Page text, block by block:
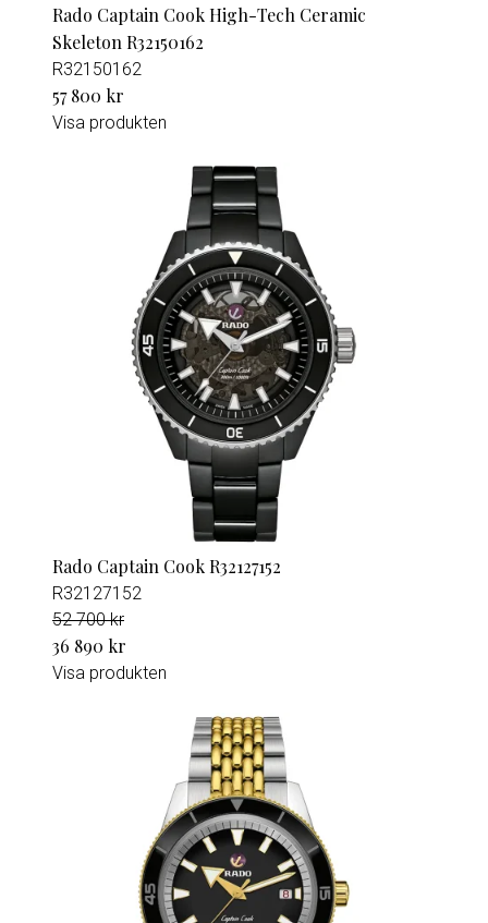
Rado Captain Cook High-Tech Ceramic
Skeleton R32150162
R32150162
57 800 kr
Visa produkten
Rado Captain Cook R32127152
R32127152
52 700 kr
36 890 kr
Visa produkten